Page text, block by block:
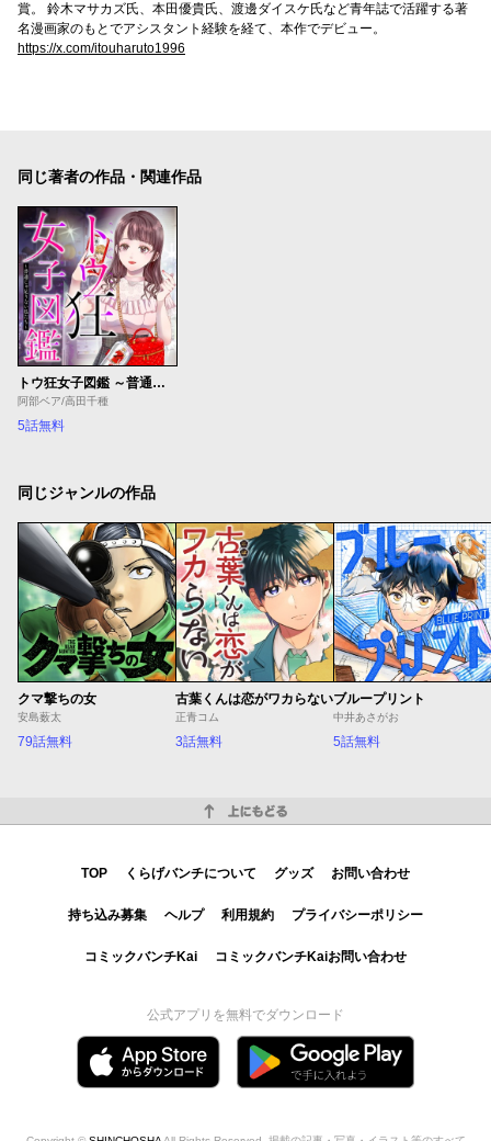
賞。 鈴木マサカズ氏、本田優貴氏、渡邊ダイスケ氏など青年誌で活躍する著
名漫画家のもとでアシスタント経験を経て、本作でデビュー。
https://x.com/itouharuto1996
同じ著者の作品・関連作品
トウ狂女子図鑑 ～普通じゃ足りない私たち～
阿部ベア/高田千種
5話無料
同じジャンルの作品
クマ撃ちの女
安島薮太
79話無料
古葉くんは恋がワカらない
正青コム
3話無料
ブループリント
中井あさがお
5話無料
TOP くらげバンチについて グッズ お問い合わせ
持ち込み募集 ヘルプ 利用規約 プライバシーポリシー
コミックバンチKai コミックバンチKaiお問い合わせ
公式アプリを無料でダウンロード